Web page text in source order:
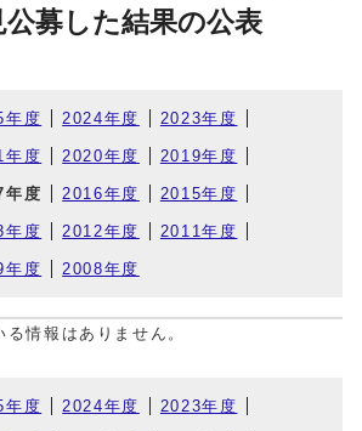
募した結果の公表
年度 2024年度 2023年度
年度 2020年度 2019年度
年度 2016年度 2015年度
年度 2012年度 2011年度
年度 2008年度
情報はありません。
年度 2024年度 2023年度